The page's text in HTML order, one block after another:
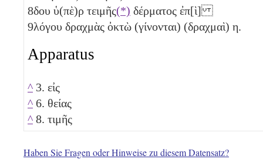
8δου ὑ(πὲ)ρ τειμῆς(*) δέρματος ἐπ[ὶ]
9λόγου δραχμὰς ὀκτὼ (γίνονται) (δραχμαὶ) η.
Apparatus
^ 3. εἰς
^ 6. θείας
^ 8. τιμῆς
Haben Sie Fragen oder Hinweise zu diesem Datensatz?